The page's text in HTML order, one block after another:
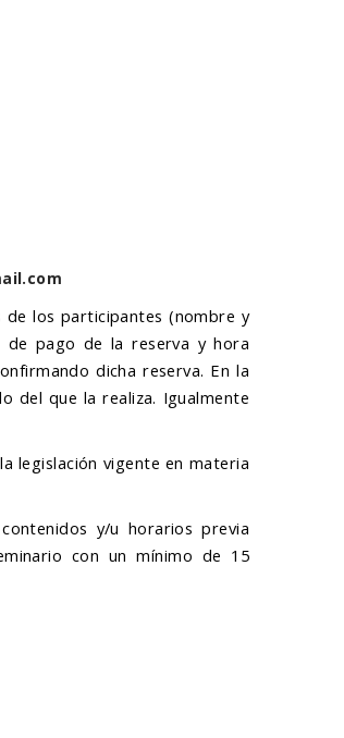
los participantes (nombre y
pago de la reserva y hora
dicha reserva. En la
del que la realiza. Igualmente
legislación vigente en materia
y/u horarios previa
con un mínimo de 15